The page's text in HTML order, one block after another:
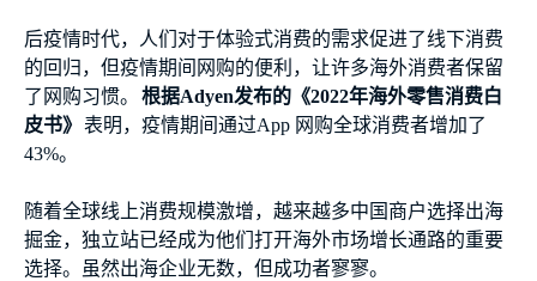
后疫情时代，人们对于体验式消费的需求促进了线下消费
的回归，但疫情期间网购的便利，让许多海外消费者保留
了网购习惯。
根据Adyen发布的《2022年海外零售消费白
皮书》 表明，疫情期间通过App 网购全球消费者增加了
43%。
随着全球线上消费规模激增，越来越多中国商户选择出海
掘金，独立站已经成为他们打开海外市场增长通路的重要
选择。虽然出海企业无数，但成功者寥寥。